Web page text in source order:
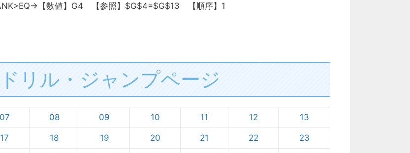
【数値】G4 【参照】$G$4=$G$13 【順序】1
リル・ジャンプページ
07 08 09 10 11 12 13
17 18 19 20 21 22 23